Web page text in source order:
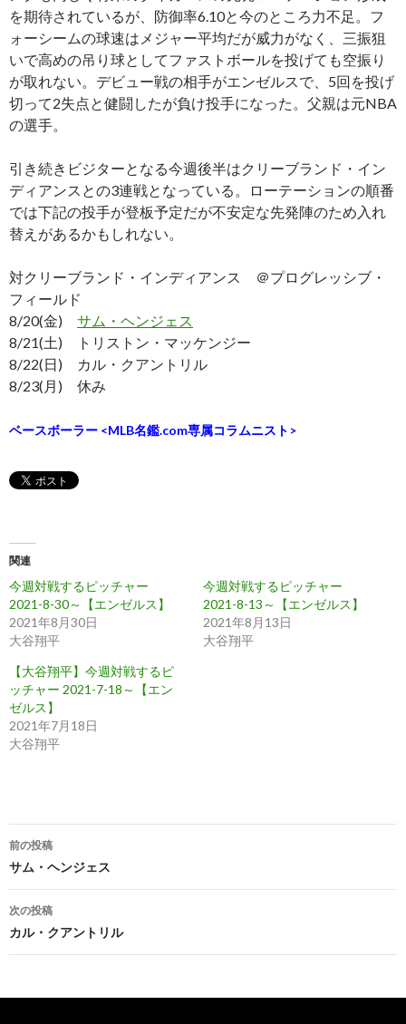
を期待されているが、防御率6.10と今のところ力不足。フ
ォーシームの球速はメジャー平均だが威力がなく、三振狙
いで高めの吊り球としてファストボールを投げても空振り
が取れない。デビュー戦の相手がエンゼルスで、5回を投げ
切って2失点と健闘したが負け投手になった。父親は元NBA
の選手。
引き続きビジターとなる今週後半はクリーブランド・イン
ディアンスとの3連戦となっている。ローテーションの順番
では下記の投手が登板予定だが不安定な先発陣のため入れ
替えがあるかもしれない。
対クリーブランド・インディアンス ＠プログレッシブ・
フィールド
8/20(金) サム・ヘンジェス
8/21(土) トリストン・マッケンジー
8/22(日) カル・クアントリル
8/23(月) 休み
ベースボーラー <MLB名鑑.com専属コラムニスト>
関連
今週対戦するピッチャー
2021-8-30～【エンゼルス】
2021年8月30日
大谷翔平
今週対戦するピッチャー
2021-8-13～【エンゼルス】
2021年8月13日
大谷翔平
【大谷翔平】今週対戦するピ
ッチャー 2021-7-18～【エン
ゼルス】
2021年7月18日
大谷翔平
投
稿
ナ
ビ
ゲ
ー
前の投稿
サム・ヘンジェス
次の投稿
カル・クアントリル